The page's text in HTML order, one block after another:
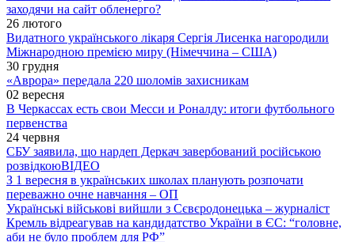
заходячи на сайт обленерго?
26 лютого
Видатного українського лікаря Сергія Лисенка нагородили
Міжнародною премією миру (Німеччина – США)
30 грудня
«Аврора» передала 220 шоломів захисникам
02 вересня
В Черкассах есть свои Месси и Роналду: итоги футбольного
первенства
24 червня
СБУ заявила, що нардеп Деркач завербований російською
розвідкоюВІДЕО
З 1 вересня в українських школах планують розпочати
переважно очне навчання – ОП
Українські військові вийшли з Сєвєродонецька – журналіст
Кремль відреагував на кандидатство України в ЄС: “головне,
аби не було проблем для РФ”